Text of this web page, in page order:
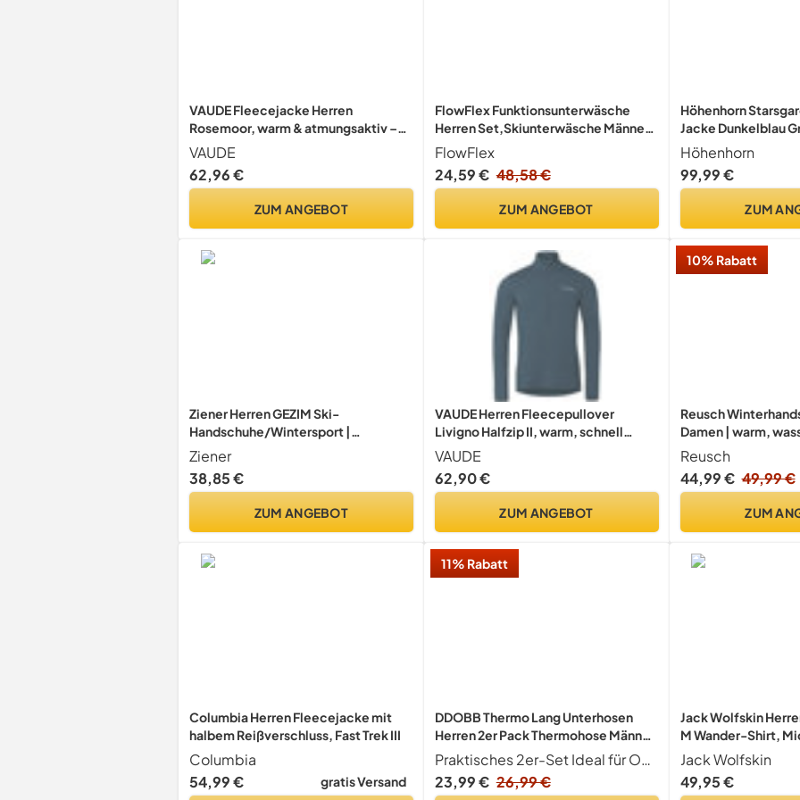
VAUDE Fleecejacke Herren
Rosemoor, warm & atmungsaktiv –
Dunkelblau, XXL
VAUDE
62,96 €
ZUM ANGEBOT
FlowFlex Funktionsunterwäsche
Herren Set,Skiunterwäsche Männer
Atmungsaktiv Thermounterwäsche
für
Joggen,Radfahren,Fußball,Skifahren
FlowFlex
24,59 € 48,58 €
ZUM ANGEBOT
Höhenhorn
Jacke Dunkelblau
Höhenhorn
99,99 €
ZUM
Ziener Herren GEZIM Ski-
Handschuhe/Wintersport |
wasserdicht atmungsaktiv, black
tec, 9,5
Ziener
38,85 €
ZUM ANGEBOT
VAUDE Herren Fleecepullover
Livigno Halfzip II, warm, schnell
trocknend, atmungsaktiv, Passform:
Slim fit, Dark sea, M
VAUDE
62,90 €
ZUM ANGEBOT
10% Rabatt
Reusch
Damen | warm,
atmungsaktiv
Reusch
44,99 € 49,99 €
ZUM
Columbia Herren Fleecejacke mit
halbem Reißverschluss, Fast Trek III
Columbia
54,99 €
gratis Versand
11% Rabatt
DDOBB Thermo Lang Unterhosen
Herren 2er Pack Thermohose Männer
Sportkleidung Skiunterwäsche
Winter Funktionsunterwäsche
Unterwäsche Hose
Praktisches 2er-Set Ideal für Outdoor & Alltag Dieses hochwertige Set beinhaltet zwei Thermo lange Unterhosen Herren in Premium-Qualität. Die lange Unterhosen Winter warm sind dank elastischem, statikfreiem Material perfekt anpassbar und bieten durch mehrere Größen (S-XXL) einen optimalen Sitz für jede Körperform. Perfekt als Basis-Schicht oder allein getragen!
23,99 € 26,99 €
Jack Wolfskin
M Wander-Shirt,
Jack Wolfskin
49,95 €